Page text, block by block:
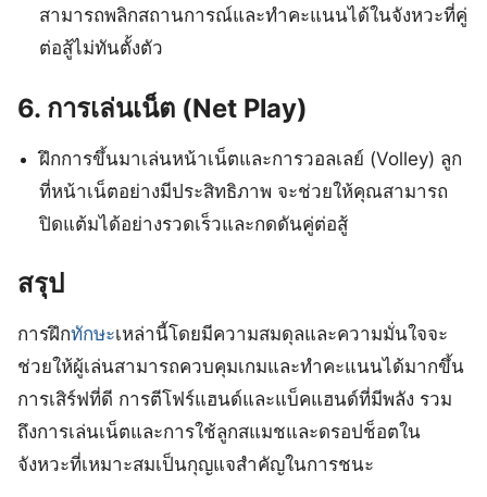
สามารถพลิกสถานการณ์และทำคะแนนได้ในจังหวะที่คู่
ต่อสู้ไม่ทันตั้งตัว
6. การเล่นเน็ต (Net Play)
ฝึกการขึ้นมาเล่นหน้าเน็ตและการวอลเลย์ (Volley) ลูก
ที่หน้าเน็ตอย่างมีประสิทธิภาพ จะช่วยให้คุณสามารถ
ปิดแต้มได้อย่างรวดเร็วและกดดันคู่ต่อสู้
สรุป
การฝึกทักษะเหล่านี้โดยมีความสมดุลและความมั่นใจจะ
ช่วยให้ผู้เล่นสามารถควบคุมเกมและทำคะแนนได้มากขึ้น
การเสิร์ฟที่ดี การตีโฟร์แฮนด์และแบ็คแฮนด์ที่มีพลัง รวม
ถึงการเล่นเน็ตและการใช้ลูกสแมชและดรอปช็อตใน
จังหวะที่เหมาะสมเป็นกุญแจสำคัญในการชนะ